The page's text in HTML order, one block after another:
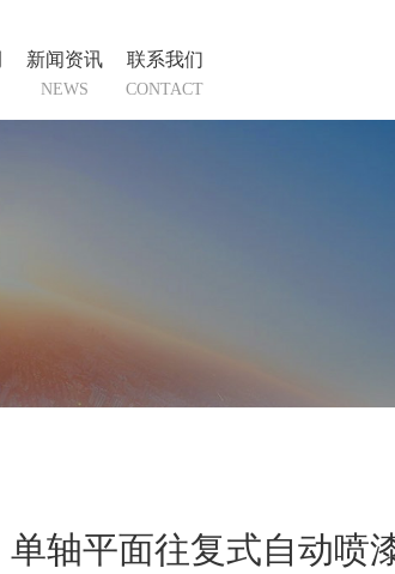
新闻资讯
NEWS
联系我们
CONTACT
单轴平面往复式自动喷